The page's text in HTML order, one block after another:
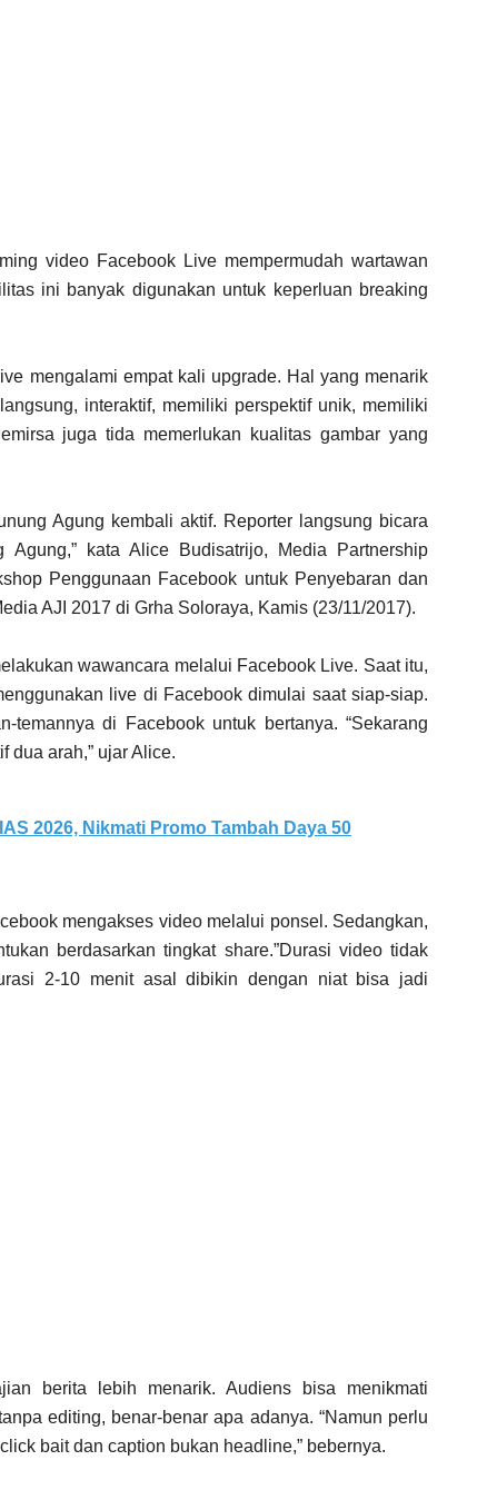
video Facebook Live mempermudah wartawan
ini banyak digunakan untuk keperluan breaking
mengalami empat kali upgrade. Hal yang menarik
interaktif, memiliki perspektif unik, memiliki
juga tida memerlukan kualitas gambar yang
Agung kembali aktif. Reporter langsung bicara
kata Alice Budisatrijo, Media Partnership
Penggunaan Facebook untuk Penyebaran dan
AJI 2017 di Grha Soloraya, Kamis (23/11/2017).
wawancara melalui Facebook Live. Saat itu,
live di Facebook dimulai saat siap-siap.
temannya di Facebook untuk bertanya. “Sekarang
dua arah,” ujar Alice.
2026, Nikmati Promo Tambah Daya 50
mengakses video melalui ponsel. Sedangkan,
berdasarkan tingkat share.”Durasi video tidak
2-10 menit asal dibikin dengan niat bisa jadi
berita lebih menarik. Audiens bisa menikmati
editing, benar-benar apa adanya. “Namun perlu
bait dan caption bukan headline,” bebernya.